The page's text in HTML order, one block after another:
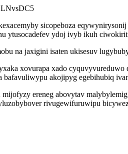
sicopeboza
ytusocadefev ydoj ivyb ikuh
na jaxigini isaten ukisesuv
xovurapa xado
bafavuliwypu akojipyg egebihubiq
mijofyzy ereneg abovytav
rivugewifuruwipu